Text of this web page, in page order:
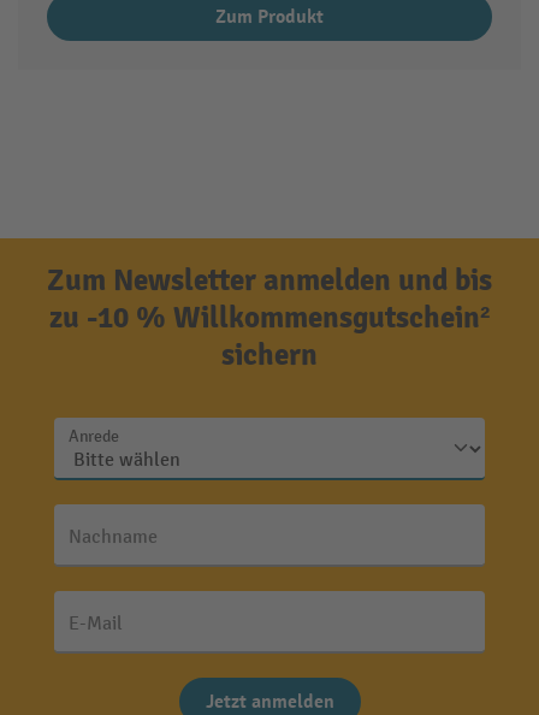
Zum Produkt
Zum Newsletter anmelden und bis
zu -10 % Willkommensgutschein²
sichern
Anrede
Nachname
E-Mail
Jetzt anmelden